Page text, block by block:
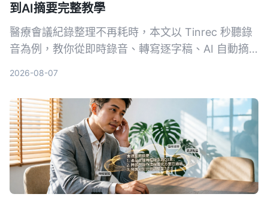
到AI摘要完整教學
醫療會議紀錄整理不再耗時，本文以 Tinrec 秒聽錄
音為例，教你從即時錄音、轉寫逐字稿、AI 自動摘
2026-08-07